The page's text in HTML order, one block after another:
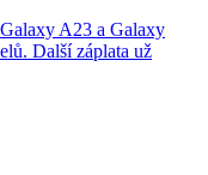
A23 a Galaxy
Další záplata už